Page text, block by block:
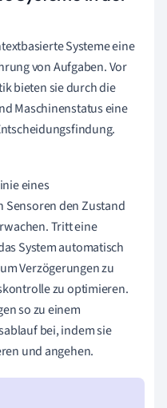
Systeme eine
von Aufgaben. Vor
bieten sie durch die
Maschinenstatus eine
eines
den Zustand
Tritt eine
System automatisch
Verzögerungen zu
zu optimieren.
so zu einem
bei, indem sie
und angehen.